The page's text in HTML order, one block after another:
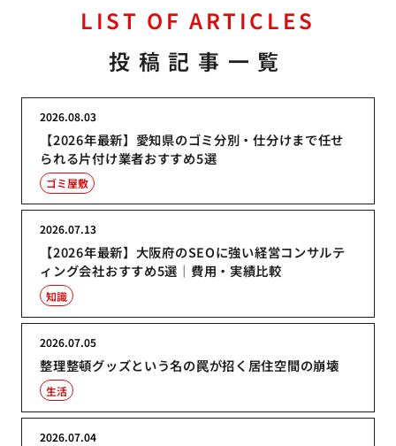
LIST OF ARTICLES
投稿記事一覧
【2026年最新】愛知県のゴミ分別・仕分けまで任せ
られる片付け業者おすすめ5選
2026.08.03
ゴミ屋敷
【2026年最新】大阪府のSEOに強い経営コンサルテ
ィング会社おすすめ5選｜費用・実績比較
2026.07.13
知識
整理整頓グッズという名の罠が招く居住空間の崩壊
2026.07.05
生活
2026.07.04